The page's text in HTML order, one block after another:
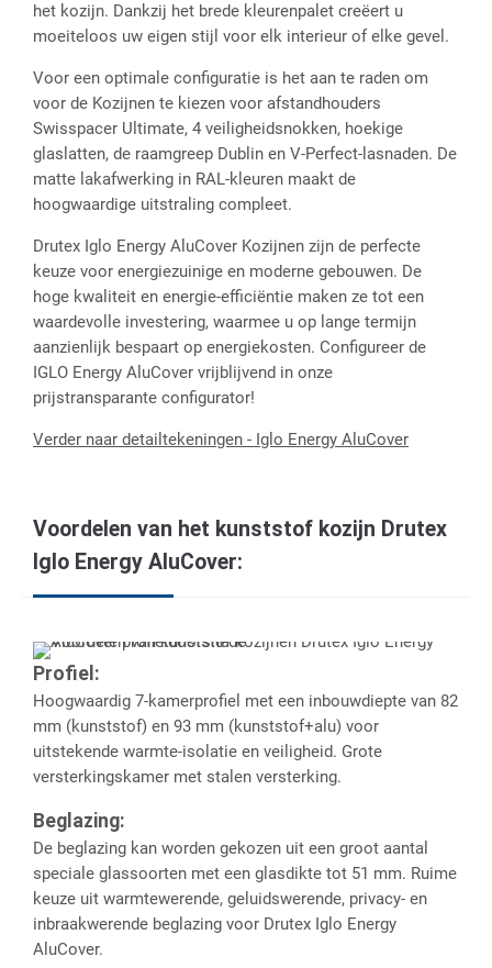
het kozijn. Dankzij het brede kleurenpalet creëert u
moeiteloos uw eigen stijl voor elk interieur of elke gevel.
Voor een optimale configuratie is het aan te raden om
voor de Kozijnen te kiezen voor afstandhouders
Swisspacer Ultimate, 4 veiligheidsnokken, hoekige
glaslatten, de raamgreep Dublin en V-Perfect-lasnaden. De
matte lakafwerking in RAL-kleuren maakt de
hoogwaardige uitstraling compleet.
Drutex Iglo Energy AluCover Kozijnen zijn de perfecte
keuze voor energiezuinige en moderne gebouwen. De
hoge kwaliteit en energie-efficiëntie maken ze tot een
waardevolle investering, waarmee u op lange termijn
aanzienlijk bespaart op energiekosten. Configureer de
IGLO Energy AluCover vrijblijvend in onze
prijstransparante configurator!
Verder naar detailtekeningen - Iglo Energy AluCover
Voordelen van het kunststof kozijn Drutex
Iglo Energy AluCover:
Profiel:
Hoogwaardig 7-kamerprofiel met een inbouwdiepte van 82
mm (kunststof) en 93 mm (kunststof+alu) voor
uitstekende warmte-isolatie en veiligheid. Grote
versterkingskamer met stalen versterking.
Beglazing:
De beglazing kan worden gekozen uit een groot aantal
speciale glassoorten met een glasdikte tot 51 mm. Ruime
keuze uit warmtewerende, geluidswerende, privacy- en
inbraakwerende beglazing voor Drutex Iglo Energy
AluCover.